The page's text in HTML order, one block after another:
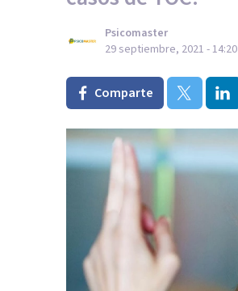
Psicomaster
29 septiembre, 2021 - 14:20
Comparte